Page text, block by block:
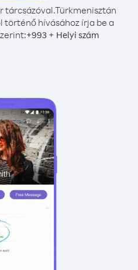
tárcsázóval.Türkmenisztán
történő hívásához írja be a
+993 + Helyi szám